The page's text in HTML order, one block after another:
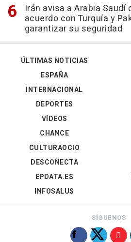
Irán avisa a Arabia Saudí
acuerdo con Turquía y
garantizar su seguridad
ÚLTIMAS NOTICIAS
ESPAÑA
INTERNACIONAL
DEPORTES
VÍDEOS
CHANCE
CULTURAOCIO
DESCONECTA
EPDATA.ES
INFOSALUS
SÍGUENOS